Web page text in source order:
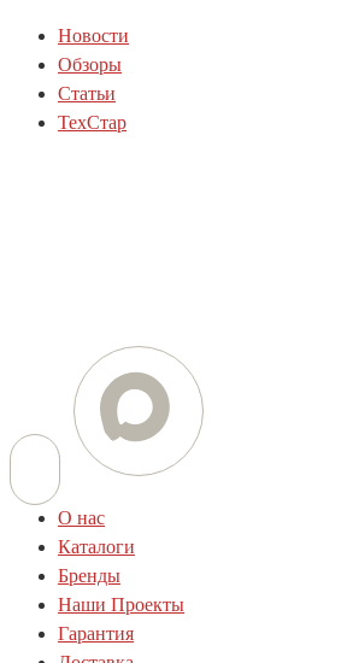
Новости
Обзоры
Статьи
ТехСтар
О нас
Каталоги
Бренды
Наши Проекты
Гарантия